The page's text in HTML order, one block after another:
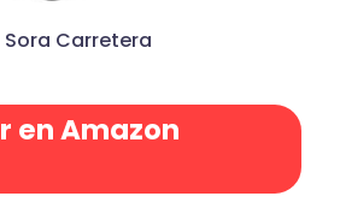
Sora Carretera
en Amazon